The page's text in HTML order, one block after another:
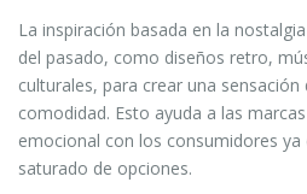
La inspiración basada en la
del pasado, como diseños retro,
culturales, para crear una
comodidad. Esto ayuda a las
emocional con los consumidores
saturado de opciones.